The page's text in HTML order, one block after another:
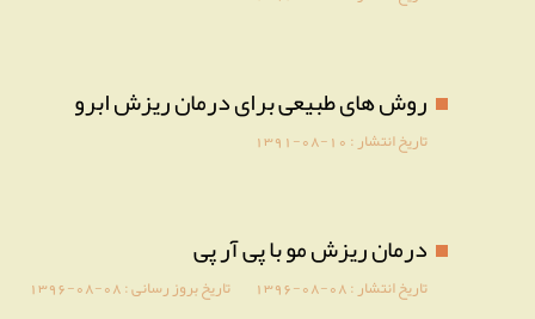
روش های طبیعی برای درمان ریزش ابرو
تاریخ انتشار :1391-08-10
درمان ریزش مو با پی آر پی
تاریخ انتشار :1396-08-08 تاریخ بروز رسانی :1396-08-08